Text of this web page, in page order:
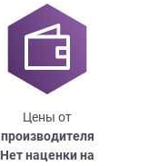
Цены от
производителя
Нет наценки на